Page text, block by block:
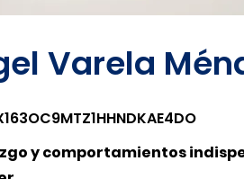
Varela
y comportamientos